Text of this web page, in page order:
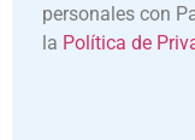
personales con
la Política de